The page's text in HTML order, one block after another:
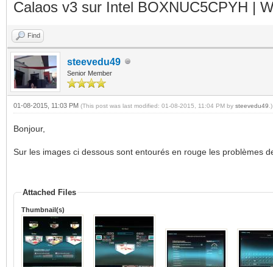
Calaos v3 sur Intel BOXNUC5CPYH |
Find
steevedu49
Senior Member
01-08-2015, 11:03 PM (This post was last modified: 01-08-2015, 11:04 PM by steevedu49 .)
Bonjour,
Sur les images ci dessous sont entourés en rouge les problèmes
Attached Files
Thumbnail(s)